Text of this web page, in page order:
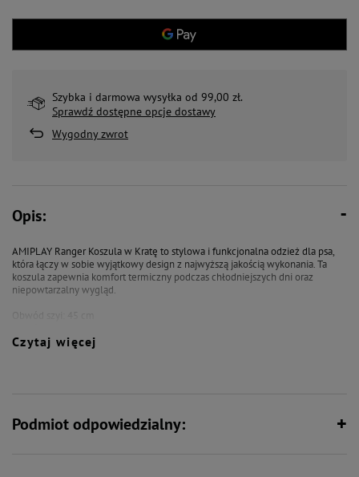
Szybka i darmowa wysyłka od 99,00 zł.
Sprawdź dostępne opcje dostawy
Wygodny zwrot
Opis:
AMIPLAY Ranger Koszula w Kratę to stylowa i funkcjonalna odzież dla psa,
która łączy w sobie wyjątkowy design z najwyższą jakością wykonania. Ta
koszula zapewnia komfort termiczny podczas chłodniejszych dni oraz
niepowtarzalny wygląd.
Przeznaczenie: pies w typie BEAGLE
Czytaj więcej
Podmiot odpowiedzialny: